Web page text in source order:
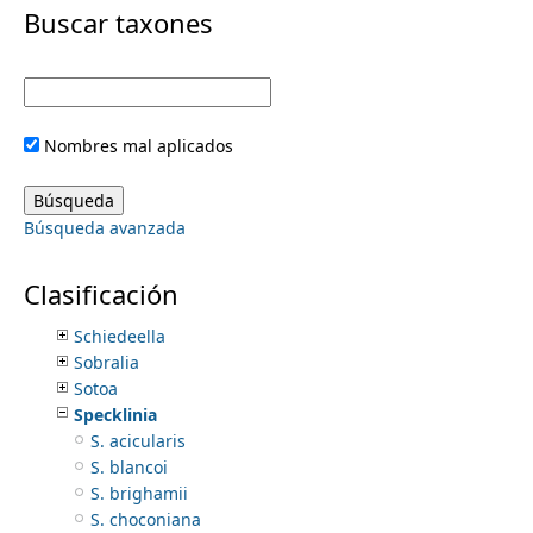
i
m
r
y
t
n
u
Buscar taxones
Nombres mal aplicados
Búsqueda avanzada
Clasificación
Pteroglossa
Restrepiella
Rhynchostele
Rossioglossum
Sacoila
Scaphosepalum
Scaphyglottis
Schiedeella
Sobralia
Sotoa
Specklinia
S. acicularis
S. blancoi
S. brighamii
S. choconiana